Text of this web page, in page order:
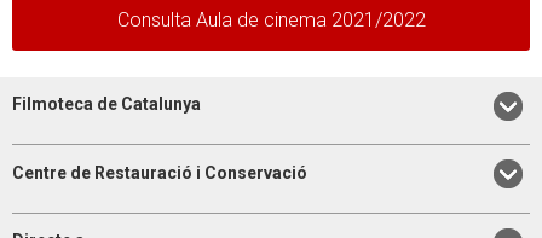
Consulta Aula de cinema 2021/2022
Filmoteca de Catalunya
Centre de Restauració i Conservació